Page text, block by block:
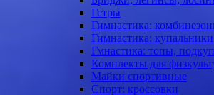
Гетры
Гимнастика:
Гимнастика: купальники
Гмнастика: топы,
Комплекты для
Майки спортивные
Спорт: кроссовки